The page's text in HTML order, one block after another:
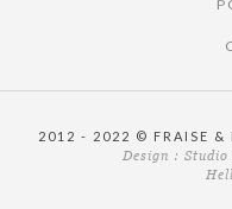
2012 - 2022 © FRAISE &
Design : Studio